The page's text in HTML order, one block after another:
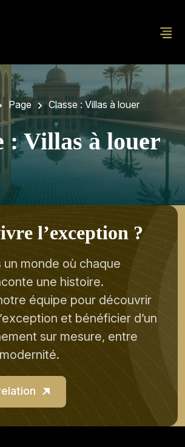
Page Classe :Villas à louer
:Villas à louer
ivre l’exception ?
un monde où chaque
une histoire.
équipe pour découvrir
et bénéficier d’un
sur mesure, entre